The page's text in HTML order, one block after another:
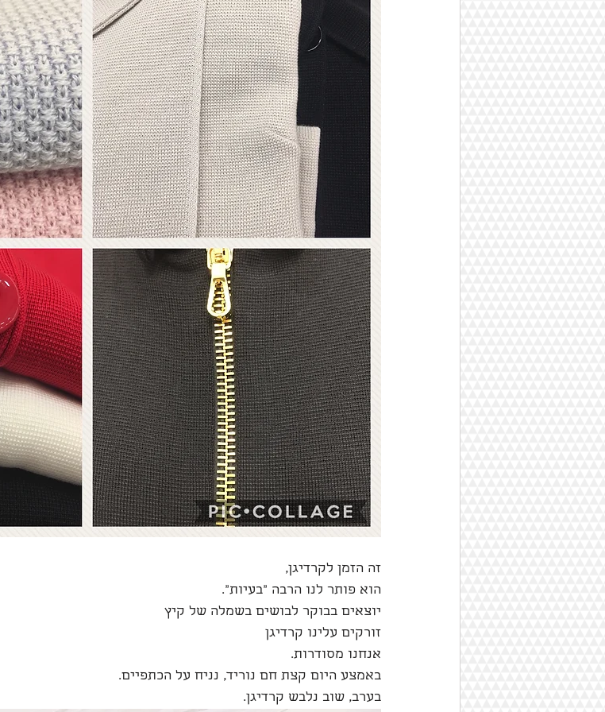
זה הזמן לקרדיגן,
הוא פותר לנו הרבה ״בעיות״.
יוצאים בבוקר לבושים בשמלה של קיץ
זורקים עלינו קרדיגן
אנחנו מסודרות.
באמצע היום קצת חם נוריד, נניח על הכתפיים.
בערב, שוב נלבש קרדיגן.